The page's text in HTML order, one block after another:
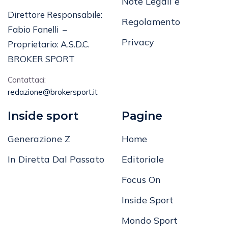
Direttore Responsabile:
Fabio Fanelli –
Proprietario: A.S.D.C.
BROKER SPORT
Contattaci:
redazione@brokersport.it
Regolamento
Privacy
Inside sport
Generazione Z
In Diretta Dal Passato
Pagine
Home
Editoriale
Focus On
Inside Sport
Mondo Sport